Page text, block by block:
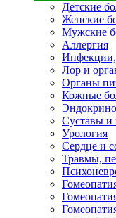
Детские
Женские
Мужские
Аллергия
Инфекции,
Лор и
Органы
Кожные
Суставы и
Урология
Сердце и
Травмы,